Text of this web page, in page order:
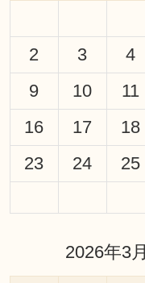
2
3 4
9
10 11
16
17 18
23
24 25
2026年3